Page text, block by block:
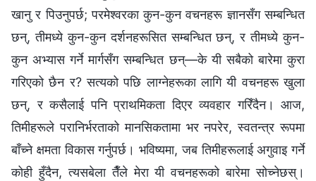
खानु र पिउनुपर्छ; परमेश्‍वरका कुन-कुन वचनहरू ज्ञानसँग सम्बन्धित
छन्, तीमध्ये कुन-कुन दर्शनहरूसित सम्बन्धित छन्, र तीमध्ये कुन-
कुन अभ्यास गर्ने मार्गसँग सम्बन्धित छन्—के यी सबैको बारेमा कुरा
गरिएको छैन र? सत्यको पछि लाग्नेहरूका लागि यी वचनहरू खुला
छन्, र कसैलाई पनि प्राथमिकता दिएर व्यवहार गरिँदैन। आज,
तिमीहरूले परानिर्भरताको मानसिकतामा भर नपरेर, स्वतन्त्र रूपमा
बाँच्ने क्षमता विकास गर्नुपर्छ। भविष्यमा, जब तिमीहरूलाई अगुवाइ गर्ने
कोही हुँदैन, त्यसबेला तैँले मेरा यी वचनहरूको बारेमा सोच्नेछस्।